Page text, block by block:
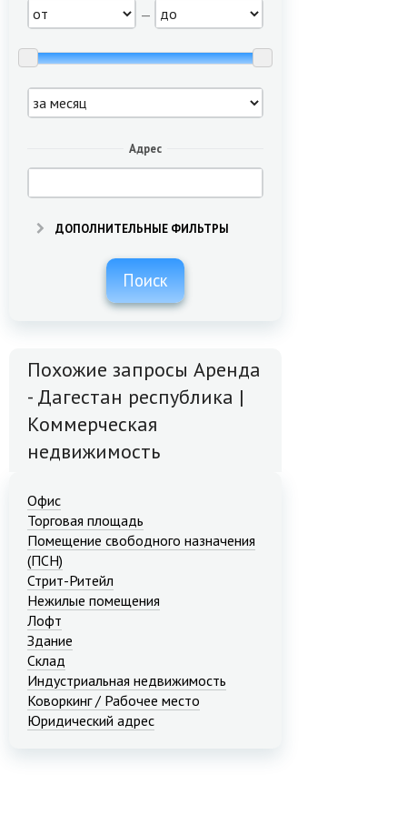
—
Адрес
ДОПОЛНИТЕЛЬНЫЕ ФИЛЬТРЫ
Поиск
Похожие запросы Аренда
- Дагестан республика |
Коммерческая
недвижимость
Офис
Торговая площадь
Помещение свободного назначения
(ПСН)
Стрит-Ритейл
Нежилые помещения
Лофт
Здание
Склад
Индустриальная недвижимость
Коворкинг / Рабочее место
Юридический адрес